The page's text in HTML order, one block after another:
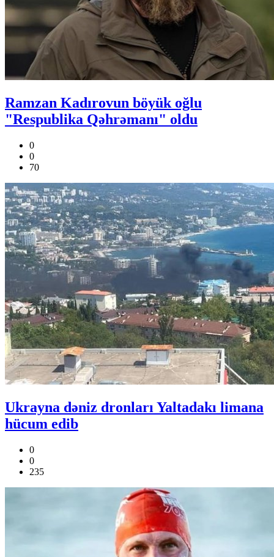
Ramzan Kadırovun böyük oğlu
"Respublika Qəhrəmanı" oldu
0
0
70
Ukrayna dəniz dronları Yaltadakı limana
hücum edib
0
0
235